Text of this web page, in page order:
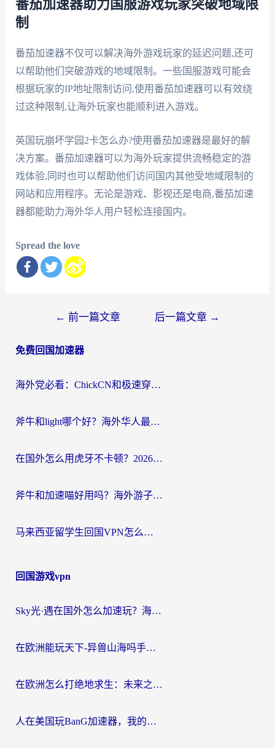
番茄加速器助力国服游戏玩家突破地域限
制
番茄加速器不仅可以解决海外游戏玩家的延迟问题,还可
以帮助他们突破游戏的地域限制。一些国服游戏可能会
根据玩家的IP地址限制访问,使用番茄加速器可以有效绕
过这种限制,让海外玩家也能顺利进入游戏。
英国玩崩坏学园2卡怎么办?使用番茄加速器是最好的解
决方案。番茄加速器可以为海外玩家提供流畅稳定的游
戏体验,同时也可以帮助他们访问国内其他受地域限制的
网站和应用程序。无论是游戏、影视还是电商,番茄加速
器都能助力海外华人用户轻松连接国内。
Spread the love
导
← 前一篇文章 后一篇文章 →
免费回国加速器
海外党必看：ChickCN和极速穿梭VPN好用吗？3招教你选对回国加速器无缝刷国内资源
斧牛和light哪个好？海外华人最关心的回国加速器选择难题，一篇讲透
在国外怎么用虎牙不卡顿？2026海外华人亲测有效的回国加速器选择指南
斧牛和加速喵好用吗？海外游子的真实选择困境
马来西亚留学生回国VPN怎么选？3个避坑点+1款实测好用的加速器推荐
回国游戏vpn
Sky光·遇在国外怎么加速玩？海外党亲测有效的国服游戏加速指南
在欧洲能玩天下-异兽山海吗手游？海外玩家的加速器生存指南
在欧洲怎么打绝地求生：未来之役不卡？留学生亲测的加速器避坑指南
人在美国玩BanG加速器，我的延迟终于绿了